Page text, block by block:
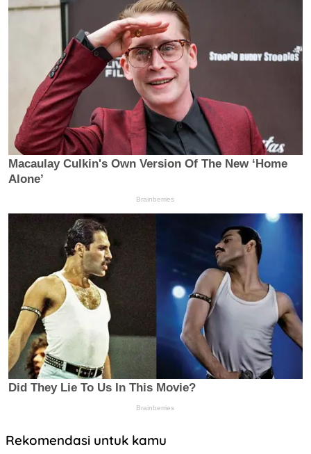
Rekomendasi untuk kamu